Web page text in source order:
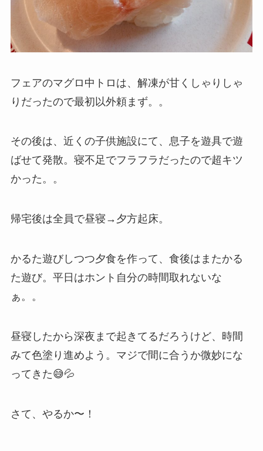
フェアのマグロ中トロは、解凍が甘くしゃりしゃ
りだったので最初以外頼まず。。
その後は、近くの子供施設にて、息子を遊具で遊
ばせて発散。寝不足でフラフラだったので超キツ
かった。。
帰宅後は全員で昼寝→夕方起床。
かるた遊びしつつ夕食を作って、食後はまたかる
た遊び。平日はホント自分の時間取れないな
ぁ。。
昼寝したから深夜まで起きてるだろうけど、時間
みて色塗り進めよう。マジで間に合うか微妙にな
ってきた😅💦
さて、やるか〜！